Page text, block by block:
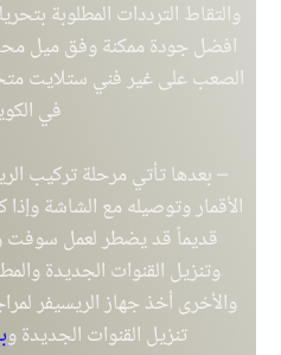
والتقاط الترددات المطلوبة
افضل جودة ممكنة وفق ميل
الصعب على غير فني ستلايت
في
– بعدها تأتي مرحلة تركيب
الأقمار وتوصيله مع الشاشة
قديماً قد يضطر لعمل سوفت
وتنزيل القنوات الجديدة
والأخرى أخذ جهاز الريسيفر
تنزيل القنوات الجديدة و